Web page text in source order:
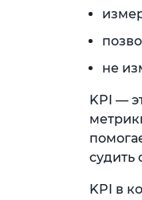
не
KPI —
судить
KPI в